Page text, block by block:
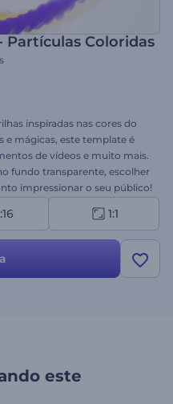
Partículas Coloridas
inspiradas nas cores do
e mágicas, este template é
de vídeos e muito mais.
fundo transparente, escolher
impressionar o seu público!
- experimente grátis!
1:1
este